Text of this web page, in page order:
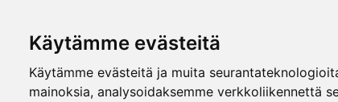
Käytämme evästeitä
Käytämme evästeitä ja muita
mainoksia, analysoidaksemme verkkoliikennettä